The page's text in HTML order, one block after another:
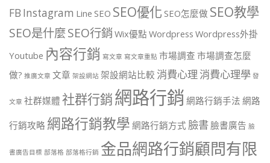
FB Instagram Line SEO SEO優化 SEO怎麼做 SEO教學
SEO是什麼SEO行銷Wix優點 Wordpress Wordpress外掛
Youtube 內容行銷 寫文章 寫文章重點 市場調查 市場調查怎麼
做? 推廣文章 文章 架設網站 架設網站比較 消費心理 消費心理學 發
文章 社群媒體 社群行銷網路行銷 網路行銷手法 網路
行銷攻略 網路行銷教學 網路行銷方式 臉書 臉書廣告 臉
書廣告目標 部落格 部落格行銷 金品網路行銷顧問有限